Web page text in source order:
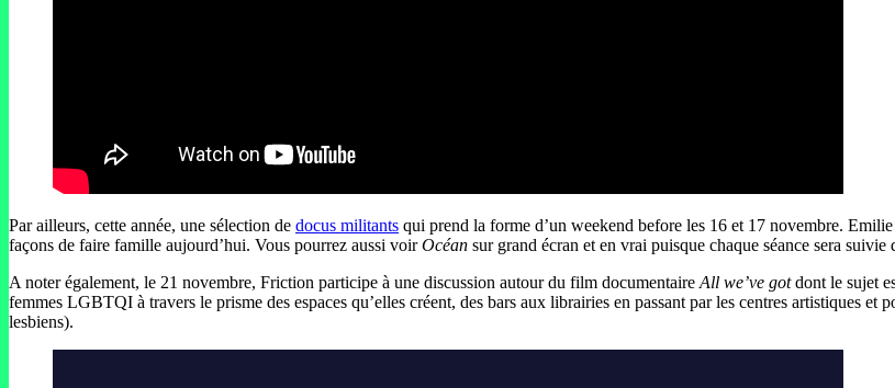
Par ailleurs, cette année, une sélection de docus militants qui prend la forme d’un weekend before les 16 et 17 novembre. Emilie
façons de faire famille aujourd’hui. Vous pourrez aussi voirOcéan sur grand écran et en vrai puisque chaque séance sera suivie
A noter également, le 21 novembre, Friction participe à une discussion autour du film documentaire All we’ve gotdont le sujet
femmes LGBTQI à travers le prisme des espaces qu’elles créent, des bars aux librairies en passant par les centres artistiques et
lesbiens).